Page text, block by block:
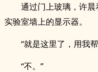
通过门上玻璃，许
实验室墙上的显示器。
“就是这里了，用我
“不。”